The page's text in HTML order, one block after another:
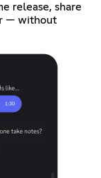
release, share
— without